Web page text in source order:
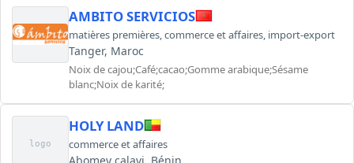
AMBITO SERVICIOS
matières premières,commerce et affaires, import-export
Tanger, Maroc
Noix de cajou;Café;cacao;Gomme arabique;Sésame
blanc;Noix de karité;
logo
HOLY LAND
commerce et affaires